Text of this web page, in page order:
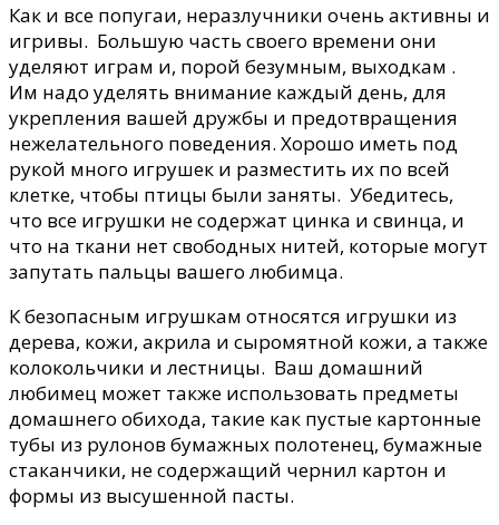
Как и все попугаи, неразлучники очень активны и
игривы. Большую часть своего времени они
уделяют играм и, порой безумным, выходкам .
Им надо уделять внимание каждый день, для
укрепления вашей дружбы и предотвращения
нежелательного поведения. Хорошо иметь под
рукой много игрушек и разместить их по всей
клетке, чтобы птицы были заняты. Убедитесь,
что все игрушки не содержат цинка и свинца, и
что на ткани нет свободных нитей, которые могут
запутать пальцы вашего любимца.
К безопасным игрушкам относятся игрушки из
дерева, кожи, акрила и сыромятной кожи, а также
колокольчики и лестницы. Ваш домашний
любимец может также использовать предметы
домашнего обихода, такие как пустые картонные
тубы из рулонов бумажных полотенец, бумажные
стаканчики, не содержащий чернил картон и
формы из высушенной пасты.